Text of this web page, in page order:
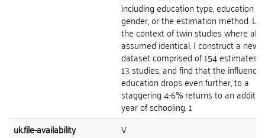
including education type, education
gender, or the estimation method.
the context of twin studies where
assumed identical, I construct a new
dataset comprised of 154 estimates
13 studies, and find that the influence
education drops even further, to a
staggering 4-6% returns to an
year of schooling. 1
uk.file-availability
V